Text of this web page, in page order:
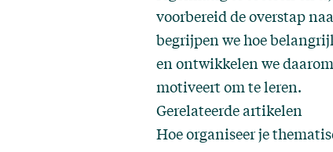
voorbereid de overstap
begrijpen we hoe
en ontwikkelen we
motiveert om te leren.
Gerelateerde artikelen
Hoe organiseer je